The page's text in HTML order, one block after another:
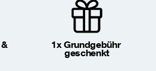
1x Grundgebühr
geschenkt